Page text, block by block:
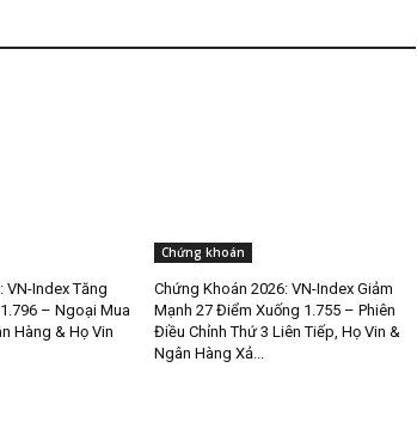
VN-Index Tăng
– Ngoại Mua
Hàng & Họ Vin
Chứng khoán
Chứng Khoán 2026: VN-Index Giảm
Mạnh 27 Điểm Xuống 1.755 – Phiên
Điều Chỉnh Thứ 3 Liên Tiếp, Họ Vin &
Ngân Hàng Xả...